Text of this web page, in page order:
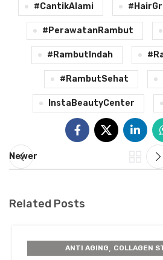
#CantikAlami
#PerawatanRambut
#RambutIndah
#RambutSehat
InstaBeautyCenter
Newer
Related Posts
ANTI AGING, COLLAGEN